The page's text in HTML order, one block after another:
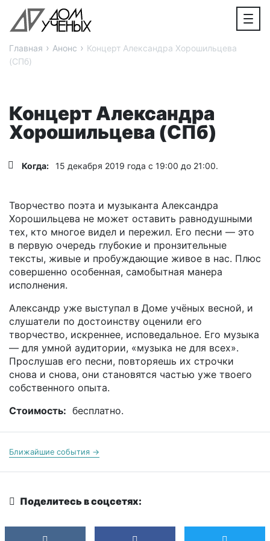
Главная › Анонс › Концерт Александра Хорошильцева
(СПб)
Концерт Александра
Хорошильцева (СПб)
Когда: 15 декабря 2019 года с 19:00 до 21:00.
Творчество поэта и музыканта Александра
Хорошильцева не может оставить равнодушными
тех, кто многое видел и пережил. Его песни — это
в первую очередь глубокие и пронзительные
тексты, живые и пробуждающие живое в нас. Плюс
совершенно особенная, самобытная манера
исполнения.
Александр уже выступал в Доме учёных весной, и
слушатели по достоинству оценили его
творчество, искреннее, исповедальное. Его музыка
— для умной аудитории, «музыка не для всех».
Прослушав его песни, повторяешь их строчки
снова и снова, они становятся частью уже твоего
собственного опыта.
Стоимость: бесплатно.
Ближайшие события →
Поделитесь в соцсетях: